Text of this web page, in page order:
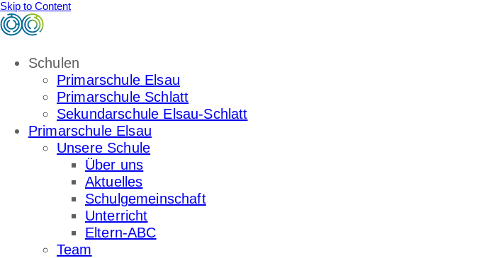
Skip to Content
Schulen
Primarschule Elsau
Primarschule Schlatt
Sekundarschule Elsau-Schlatt
Primarschule Elsau
Unsere Schule
Über uns
Aktuelles
Schulgemeinschaft
Unterricht
Eltern-ABC
Team